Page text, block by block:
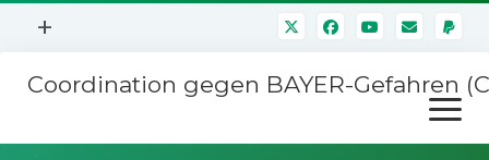
Menü
+
Mitmachen
Coordination gegen BAYER-Gefahren
Menü
öffnen